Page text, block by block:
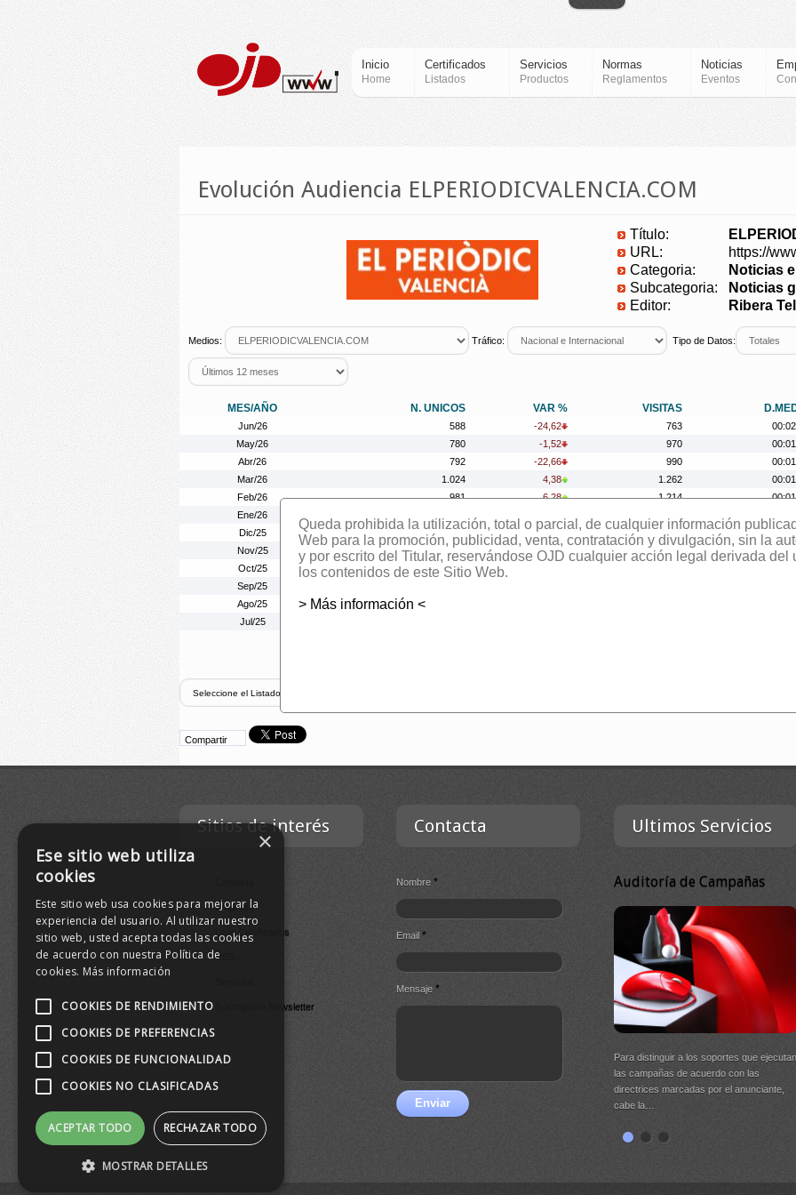
Inicio
Home
Certificados
Listados
Servicios
Productos
Normas
Reglamentos
Noticias
Eventos
Evolución Audiencia ELPERIODICVALENCIA.COM
Título:
URL:
https://
Categoria:
Noticias
Subcategoria:
Noticias
Editor:
Ribera
Medios: Tráfico: Tipo de Datos:
MES/AÑO N. UNICOS VAR % VISITAS
Jun/26 588 -24,62 763
May/26
780 -1,52 970
Abr/26
792 -22,66 990
Mar/26
1.024 4,38 1.262
Feb/26
981 6,28 1.214
Ene/26
Dic/25
935 -16,81 1.125
Nov/25
1.124 -42,39 1.379
Oct/25
1.951
Sep/25
Ago/25
Jul/25
Compartir
Sitios de interés
Empresa
Lista Certificados
RSS
Suscripción Newsletter
Contacta
Nombre*
Email*
Mensaje*
Enviar
Ultimos Servicios
Auditoría de Campañas
Para distinguir a los soportes que ejecutan
las campañas de acuerdo con las
directrices marcadas por el anunciante,
cabe la…
Queda prohibida la utilización, total o parcial, de cualquier información
Web para la promoción, publicidad, venta, contratación y divulgación, sin la
y por escrito del Titular, reservándose OJD cualquier acción legal derivada del
los contenidos de este Sitio Web.
> Más información <
×
Ese sitio web utiliza
cookies
Este sitio web usa cookies para mejorar la
experiencia del usuario. Al utilizar nuestro
sitio web, usted acepta todas las cookies
de acuerdo con nuestra Política de
cookies. Más información
COOKIES DE RENDIMIENTO
COOKIES DE PREFERENCIAS
COOKIES DE FUNCIONALIDAD
COOKIES NO CLASIFICADAS
ACEPTAR TODO RECHAZAR TODO
MOSTRAR DETALLES